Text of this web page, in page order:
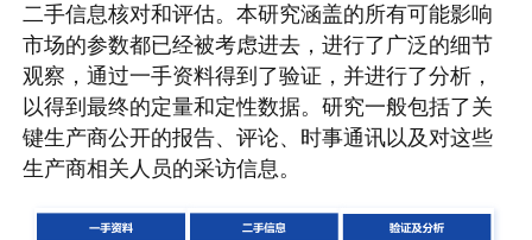
二手信息核对和评估。本研究涵盖的所有可能影响
市场的参数都已经被考虑进去，进行了广泛的细节
观察，通过一手资料得到了验证，并进行了分析，
以得到最终的定量和定性数据。研究一般包括了关
键生产商公开的报告、评论、时事通讯以及对这些
生产商相关人员的采访信息。